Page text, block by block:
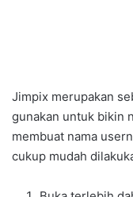
Jimpix merupakan
gunakan untuk bikin
membuat nama
cukup mudah